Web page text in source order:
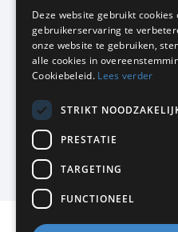
KMP Kantoormeubilair
Airport Business Park
Frankfurtstraat 29-31
1175 RH Lijnden
020-617 01 26
Facebook
Instagram
KMP Kantoormeubilair levert aan
Deze website gebruikt cookies
gebruikerservaring te
onze website te gebruiken,
alle cookies in
Cookiebeleid. Lees verder
STRIKT
PRESTATIE
TARGETING
FUNCTIONEEL